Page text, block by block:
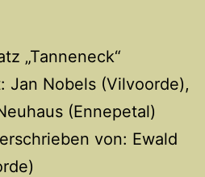
„Tanneneck“
Jan Nobels (Vilvoorde),
(Ennepetal)
von: Ewald